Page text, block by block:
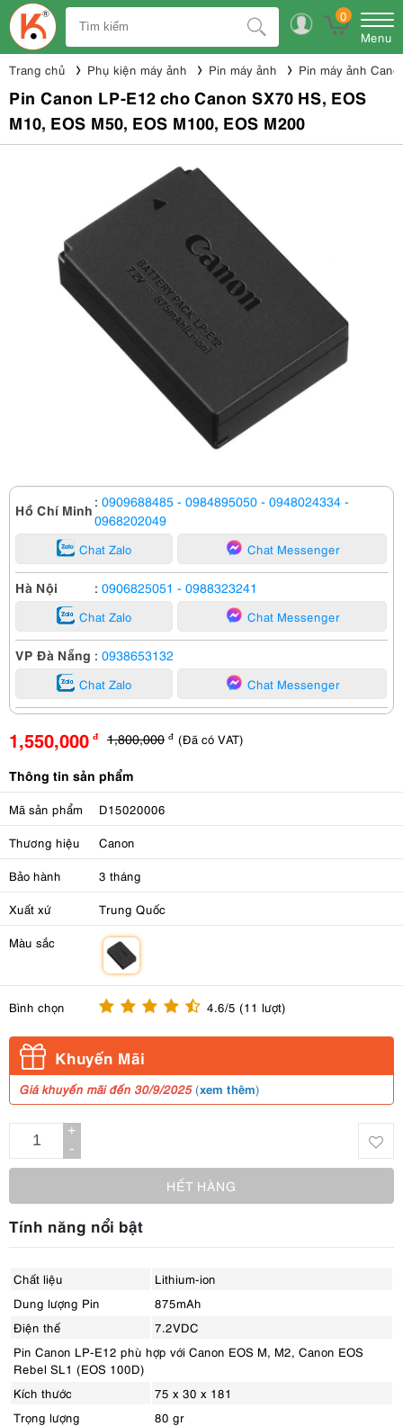
0
Menu
Trang chủ Phụ kiện máy ảnh Pin máy ảnh Pin máy ảnh
Pin Canon LP-E12 cho Canon SX70 HS, EOS
M10, EOS M50, EOS M100, EOS M200
Hồ Chí Minh : 0909688485 - 0984895050 - 0948024334 -
0968202049
Chat Zalo Chat Messenger
Hà Nội : 0906825051 - 0988323241
Chat Zalo Chat Messenger
VP Đà Nẵng : 0938653132
Chat Zalo Chat Messenger
1,550,000 đ 1,800,000 đ (Đã có VAT)
Thông tin sản phẩm
Mã sản phẩm D15020006
Thương hiệu Canon
Bảo hành 3 tháng
Xuất xứ Trung Quốc
Màu sắc
Bình chọn 4.6/5 (11 lượt)
Khuyến Mãi
Giá khuyến mãi đến 30/9/2025 (xem thêm)
+
-
HẾT HÀNG
Tính năng nổi bật
Chất liệu
Lithium-ion
Dung lượng Pin
875mAh
Điện thế
7.2VDC
Pin Canon LP-E12 phù hợp với Canon EOS M, M2, Canon EOS
Rebel SL1 (EOS 100D)
Kích thước
75 x 30 x 181
Trọng lượng
80 gr